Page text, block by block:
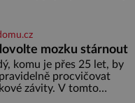
mluví o svém odchodu.
ji snad samota? Půs
mozku stárnout
komu je přes 25 let, by
procvičovat
závity. V tomto